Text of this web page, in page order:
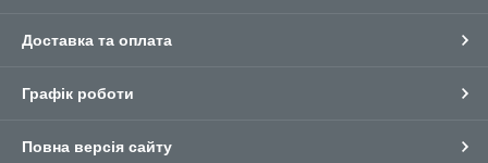
Доставка та оплата
Графік роботи
Повна версія сайту